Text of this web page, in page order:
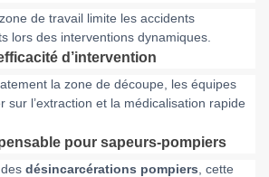
de travail limite les accidents
lors des interventions dynamiques.
d’intervention
la zone de découpe, les équipes
sur l’extraction et la médicalisation rapide
pour sapeurs-pompiers
désincarcérations pompiers , cette